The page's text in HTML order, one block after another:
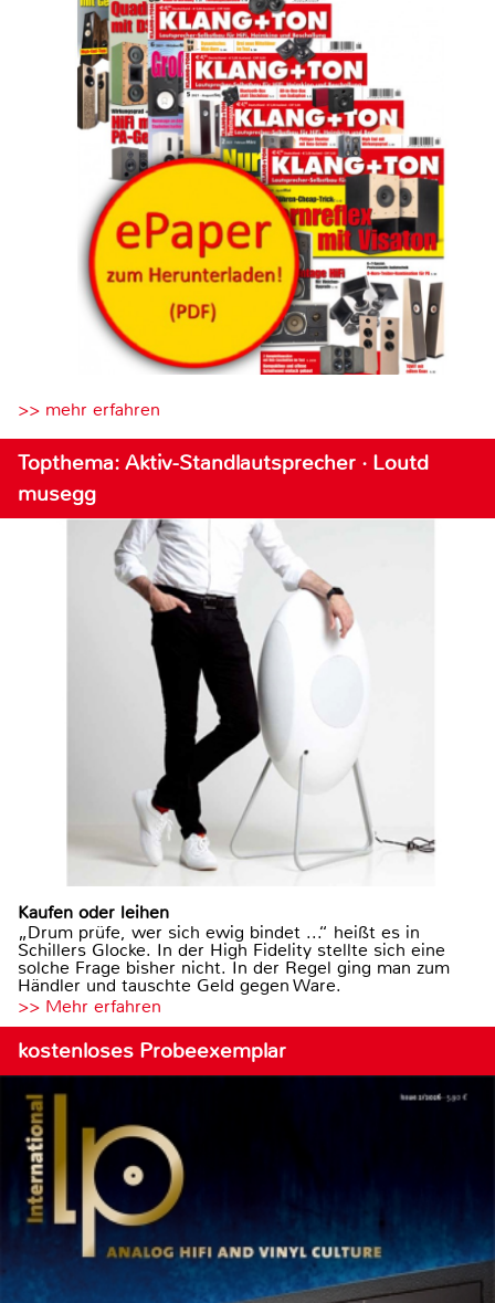
>> mehr erfahren
Topthema: Aktiv-Standlautsprecher · Loutd
musegg
Kaufen oder leihen
„Drum prüfe, wer sich ewig bindet ...“ heißt es in
Schillers Glocke. In der High Fidelity stellte sich eine
solche Frage bisher nicht. In der Regel ging man zum
Händler und tauschte Geld gegen Ware.
>> Mehr erfahren
kostenloses Probeexemplar